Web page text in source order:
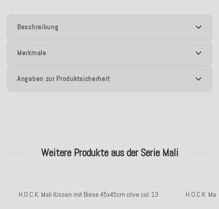
Beschreibung
Merkmale
Angaben zur Produktsicherheit
Weitere Produkte aus der Serie Mali
H.O.C.K. Mali Kissen mit Biese 45x45cm olive col. 13 H.O.C.K.